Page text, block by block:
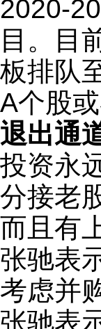
2020-
目。目
板排队
A个股或
退出通
投资永
分接老
而且有
张驰表
考虑并
张驰表